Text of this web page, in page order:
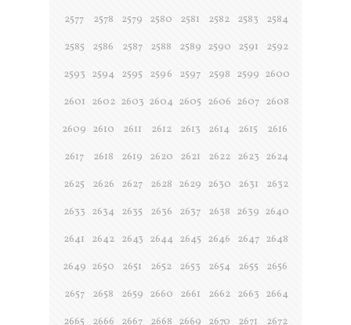
2577
2578 2579 2580 2581 2582 2583
2584
2585
2586 2587 2588 2589 2590 2591
2592
2593 2594 2595 2596 2597 2598 2599 2600
2601 2602 2603 2604 2605 2606 2607 2608
2609 2610 2611 2612 2613 2614 2615
2616
2617
2618 2619 2620 2621 2622 2623 2624
2625
2626 2627 2628 2629 2630 2631
2632
2633 2634 2635 2636 2637 2638 2639 2640
2641
2642 2643 2644 2645 2646 2647 2648
2649 2650 2651 2652 2653 2654 2655
2656
2657
2658 2659 2660 2661 2662 2663 2664
2665
2666 2667 2668 2669 2670 2671 2672